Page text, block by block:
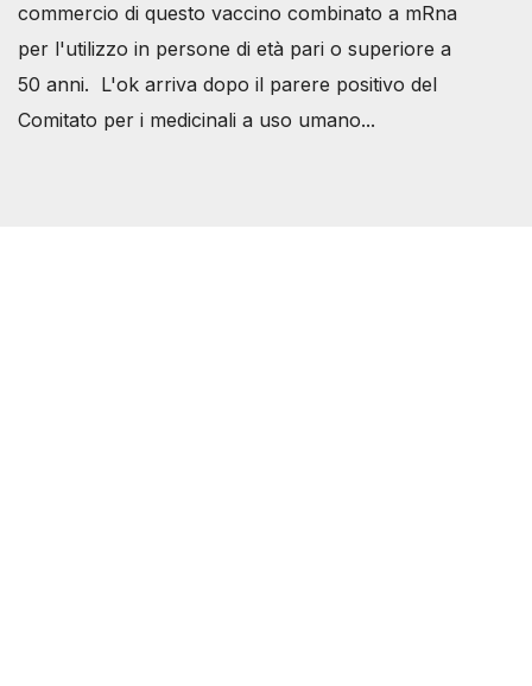
commercio di questo vaccino combinato a mRna
per l'utilizzo in persone di età pari o superiore a
50 anni. L'ok arriva dopo il parere positivo del
Comitato per i medicinali a uso umano...